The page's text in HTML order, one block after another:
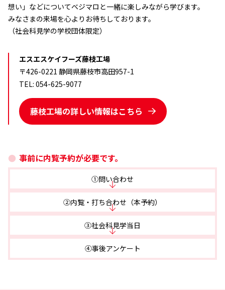
想い」などについてベジマロと一緒に楽しみながら学びます。
みなさまの来場を心よりお待ちしております。
（社会科見学の学校団体限定）
エスエスケイフーズ藤枝工場
〒426-0221 静岡県藤枝市高田957-1
TEL: 054-625-9077
藤枝工場の詳しい情報はこちら
● 事前に内覧予約が必要です。
➀問い合わせ
➁内覧・打ち合わせ（本予約）
➂社会科見学当日
➃事後アンケート